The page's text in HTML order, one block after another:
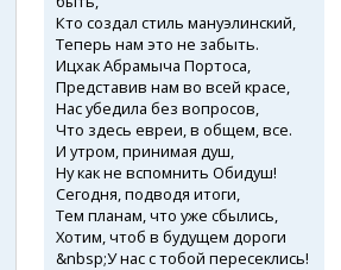
Кто создал стиль мануэлинский,
Теперь нам это не забыть.
Ицхак Абрамыча Портоса,
Представив нам во всей красе,
Нас убедила без вопросов,
Что здесь евреи, в общем, все.
И утром, принимая душ,
Ну как не вспомнить Обидуш!
Сегодня, подводя итоги,
Тем планам, что уже сбылись,
Хотим, чтоб в будущем дороги
&nbsp;У нас с тобой пересеклись!